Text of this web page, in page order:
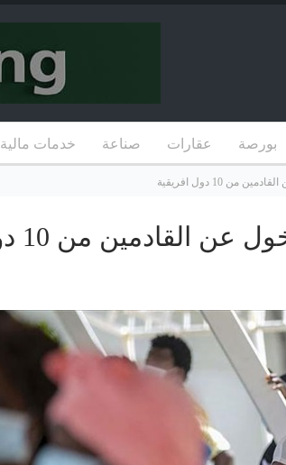
بورصة عقارات صناعة خدمات مالية
10 دول افريقية
من 10 دول افريقية